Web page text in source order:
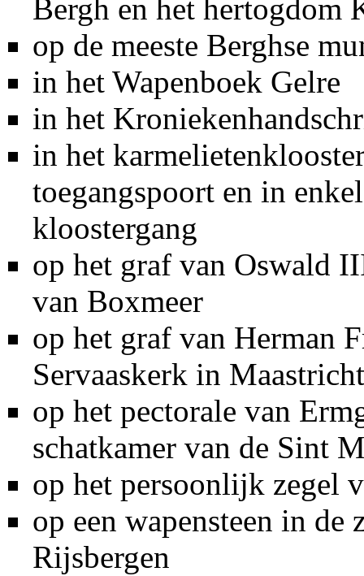
Bergh en het hertogdom
op de meeste Berghse
in het Wapenboek Gelre
in het
in het
toegangspoort en in
kloostergang
op het graf van Oswald
van Boxmeer
op het graf van Herman
Servaaskerk in Maastricht
op het pectorale van
schatkamer van de Sint
op het persoonlijk zegel
op een wapensteen in de
Rijsbergen